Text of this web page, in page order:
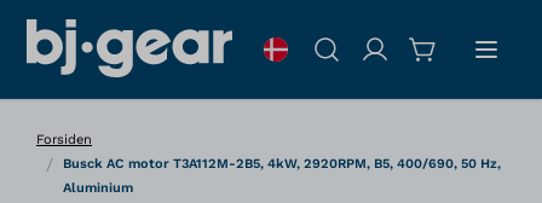
Søg
Forsiden
/
Busck AC motor T3A112M-2B5, 4kW, 2920RPM, B5, 400/690, 50 Hz,
Aluminium